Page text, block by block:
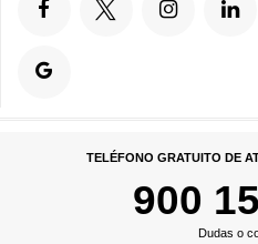
TELÉFONO GRATUITO DE
900
Dudas o